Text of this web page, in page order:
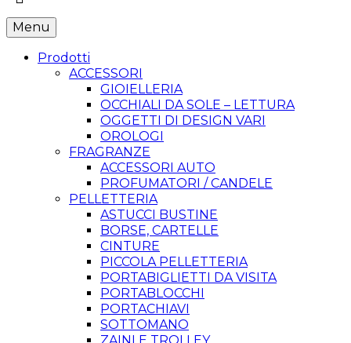
Menu
Prodotti
ACCESSORI
GIOIELLERIA
OCCHIALI DA SOLE – LETTURA
OGGETTI DI DESIGN VARI
OROLOGI
FRAGRANZE
ACCESSORI AUTO
PROFUMATORI / CANDELE
PELLETTERIA
ASTUCCI BUSTINE
BORSE, CARTELLE
CINTURE
PICCOLA PELLETTERIA
PORTABIGLIETTI DA VISITA
PORTABLOCCHI
PORTACHIAVI
SOTTOMANO